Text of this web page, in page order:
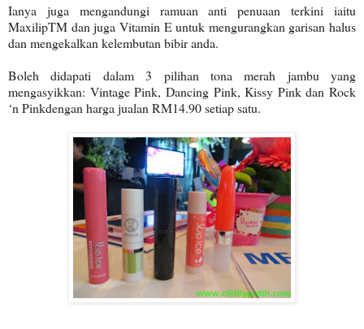
Ianya juga mengandungi ramuan anti penuaan terkini iaitu
MaxilipTM dan juga Vitamin E untuk mengurangkan garisan halus
dan mengekalkan kelembutan bibir anda.
Boleh didapati dalam 3 pilihan tona merah jambu yang
mengasyikkan: Vintage Pink, Dancing Pink, Kissy Pink dan Rock
‘n Pinkdengan harga jualan RM14.90 setiap satu.